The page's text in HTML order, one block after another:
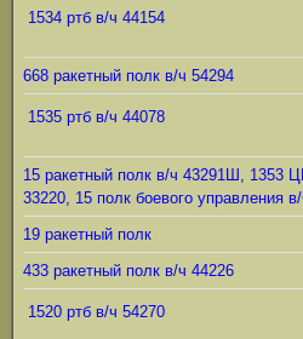
1534 ртб в/ч 44154
668 ракетный полк в/ч 54294
1535 ртб в/ч 44078
15 ракетный полк в/ч 43291Ш, 1353
33220, 15 полк боевого управления
19 ракетный полк
433 ракетный полк в/ч 44226
1520 ртб в/ч 54270